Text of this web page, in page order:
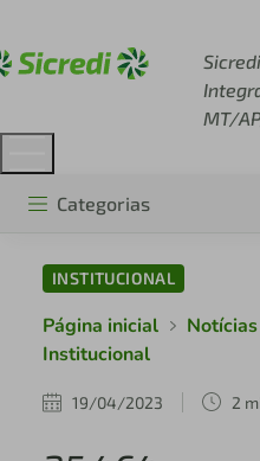
Sicredi
MT/
Categorias
INSTITUCIONAL
Página inicial
Institucional
19/04/2023 2